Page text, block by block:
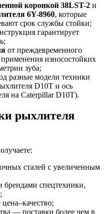
коронкой 38LST-2 и
6Y-8960, которые
срок службы стойки;
гарантирует
от преждевременного
применения износостойких
зуба;
разные модели техники
D10T и ось
на Caterpillar D10T).
рыхлителя
сталей с увеличенным
брендами спецтехники,
— поставки более чем в